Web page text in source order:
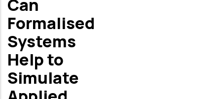
Can
Formalised
Systems
Help to
Simulate